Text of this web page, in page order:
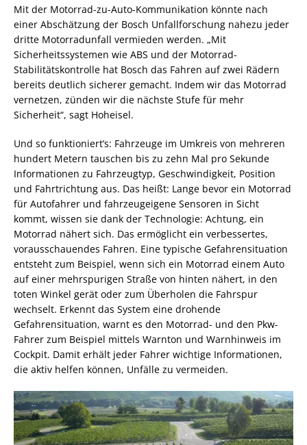
Mit der Motorrad-zu-Auto-Kommunikation könnte nach
einer Abschätzung der Bosch Unfallforschung nahezu jeder
dritte Motorradunfall vermieden werden. „Mit
Sicherheitssystemen wie ABS und der Motorrad-
Stabilitätskontrolle hat Bosch das Fahren auf zwei Rädern
bereits deutlich sicherer gemacht. Indem wir das Motorrad
vernetzen, zünden wir die nächste Stufe für mehr
Sicherheit“, sagt Hoheisel.
Und so funktioniert’s: Fahrzeuge im Umkreis von mehreren
hundert Metern tauschen bis zu zehn Mal pro Sekunde
Informationen zu Fahrzeugtyp, Geschwindigkeit, Position
und Fahrtrichtung aus. Das heißt: Lange bevor ein Motorrad
für Autofahrer und fahrzeugeigene Sensoren in Sicht
kommt, wissen sie dank der Technologie: Achtung, ein
Motorrad nähert sich. Das ermöglicht ein verbessertes,
vorausschauendes Fahren. Eine typische Gefahrensituation
entsteht zum Beispiel, wenn sich ein Motorrad einem Auto
auf einer mehrspurigen Straße von hinten nähert, in den
toten Winkel gerät oder zum Überholen die Fahrspur
wechselt. Erkennt das System eine drohende
Gefahrensituation, warnt es den Motorrad- und den Pkw-
Fahrer zum Beispiel mittels Warnton und Warnhinweis im
Cockpit. Damit erhält jeder Fahrer wichtige Informationen,
die aktiv helfen können, Unfälle zu vermeiden.